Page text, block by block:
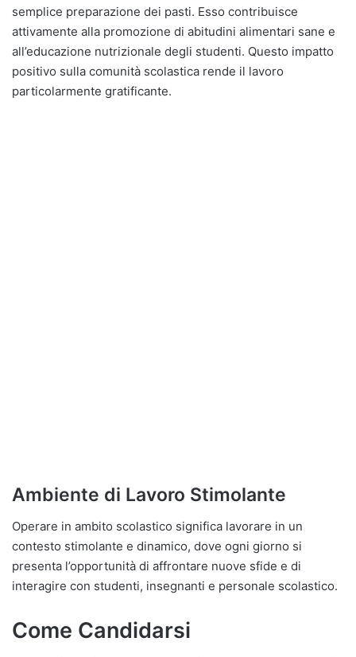
semplice preparazione dei pasti. Esso contribuisce
attivamente alla promozione di abitudini alimentari sane e
all’educazione nutrizionale degli studenti. Questo impatto
positivo sulla comunità scolastica rende il lavoro
particolarmente gratificante.
Ambiente di Lavoro Stimolante
Operare in ambito scolastico significa lavorare in un
contesto stimolante e dinamico, dove ogni giorno si
presenta l’opportunità di affrontare nuove sfide e di
interagire con studenti, insegnanti e personale scolastico.
Come Candidarsi